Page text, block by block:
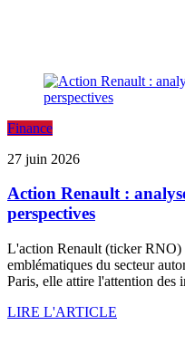
Finance
27 juin 2026
Action Renault :
perspectives
L'action Renault (ticker RNO)
emblématiques du secteur
Paris, elle attire l'attention des
LIRE L'ARTICLE